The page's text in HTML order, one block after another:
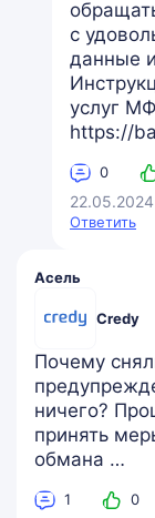
с
данные
услуг
https://
0
Ответить
Асель
Credy
Почему
ничего?
принять
обмана …
1 0